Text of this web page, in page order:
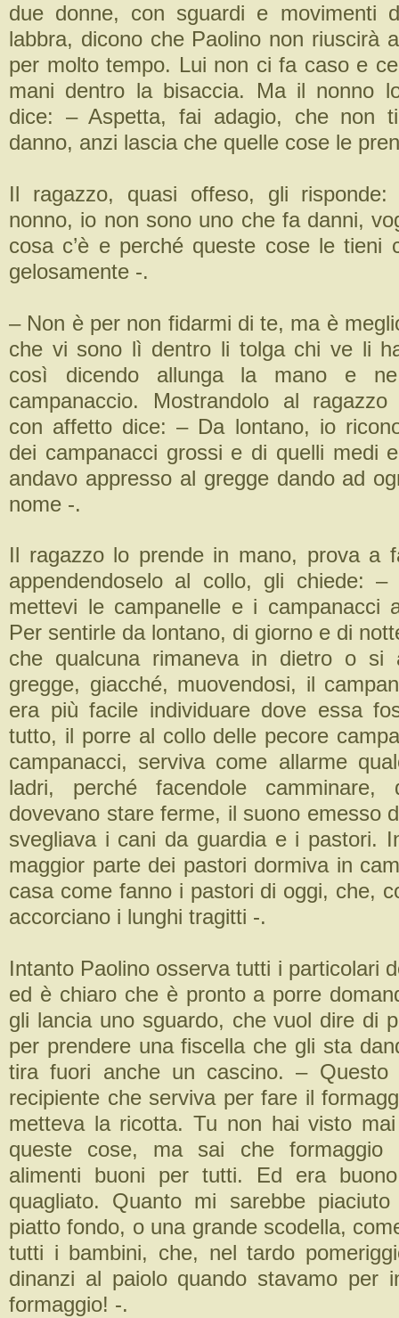
due donne, con sguardi e movimenti
labbra, dicono che Paolino non riuscirà
per molto tempo. Lui non ci fa caso e
mani dentro la bisaccia. Ma il nonno
dice: – Aspetta, fai adagio, che non
danno, anzi lascia che quelle cose le
Il ragazzo, quasi offeso, gli
nonno, io non sono uno che fa danni,
cosa c’è e perché queste cose le tieni
gelosamente -.
– Non è per non fidarmi di te, ma è
che vi sono lì dentro li tolga chi ve li
così dicendo allunga la mano e
campanaccio. Mostrandolo al
con affetto dice: – Da lontano, io
dei campanacci grossi e di quelli medi
andavo appresso al gregge dando ad
nome -.
Il ragazzo lo prende in mano, prova a
appendendoselo al collo, gli chiede: –
mettevi le campanelle e i campanacci
Per sentirle da lontano, di giorno e di
che qualcuna rimaneva in dietro o si
gregge, giacché, muovendosi, il
era più facile individuare dove essa
tutto, il porre al collo delle pecore
campanacci, serviva come allarme
ladri, perché facendole camminare,
dovevano stare ferme, il suono emesso
svegliava i cani da guardia e i pastori.
maggior parte dei pastori dormiva in
casa come fanno i pastori di oggi, che,
accorciano i lunghi tragitti -.
Intanto Paolino osserva tutti i particolari
ed è chiaro che è pronto a porre
gli lancia uno sguardo, che vuol dire di
per prendere una fiscella che gli sta
tira fuori anche un cascino. –
recipiente che serviva per fare il
metteva la ricotta. Tu non hai visto
queste cose, ma sai che formaggio
alimenti buoni per tutti. Ed era
quagliato. Quanto mi sarebbe
piatto fondo, o una grande scodella,
tutti i bambini, che, nel tardo
dinanzi al paiolo quando stavamo per
formaggio! -.